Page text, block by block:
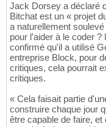
Jack Dorsey a déclaré
Bitchat est un « projet
a naturellement
pour l'aider à le coder
confirmé qu'il a utilisé
entreprise Block, pour
critiques, cela pourrait
critiques.
« Cela faisait partie
construire chaque jour
être capable de faire,